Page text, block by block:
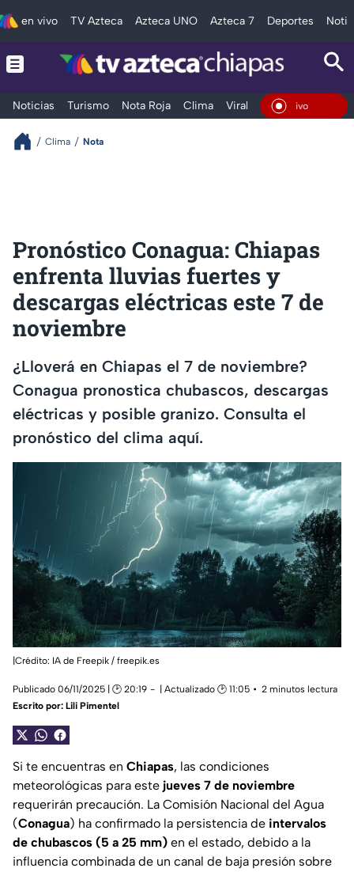
en vivo TV Azteca Azteca UNO Azteca 7 Deportes
Noticias Turismo Nota Roja Clima Viral y Tendencia En
Clima Nota
Pronóstico Conagua: Chiapas
enfrenta lluvias fuertes y
descargas eléctricas este 7 de
noviembre
¿Lloverá en Chiapas el 7 de noviembre?
Conagua pronostica chubascos, descargas
eléctricas y posible granizo. Consulta el
pronóstico del clima aquí.
|Crédito: IA de Freepik / freepik.es
Publicado 06/11/2025 | 🕑 20:19 | Actualizado 🕑 11:05
2 minutos lectura
Escrito por: Lili Pimentel
Si te encuentras en Chiapas, las condiciones
meteorológicas para este jueves 7 de noviembre
requerirán precaución. La Comisión Nacional del Agua
(Conagua) ha confirmado la persistencia de intervalos
de chubascos (5 a 25 mm) en el estado, debido a la
influencia combinada de un canal de baja presión sobre